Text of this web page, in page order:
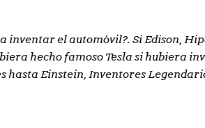
el automóvil?. Si Edison,
hecho famoso Tesla si hubiera
hasta Einstein, Inventores